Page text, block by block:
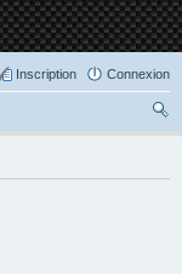
Connexion
Inscription